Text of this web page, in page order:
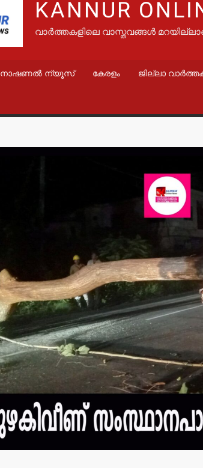
KANNUR
വാർത്തകളിലെ വാസ്തവങ്ങൾ
നാഷണൽ ന്യൂസ് കേരളം ജില്ലാ